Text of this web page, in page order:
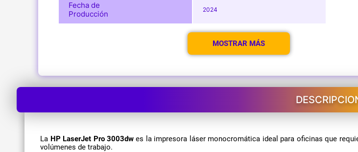
Fecha de
Producción
2024
MOSTRAR MÁS
La HP LaserJet Pro 3003dw es la impresora láser monocromática ideal para oficinas que
volúmenes de trabajo.